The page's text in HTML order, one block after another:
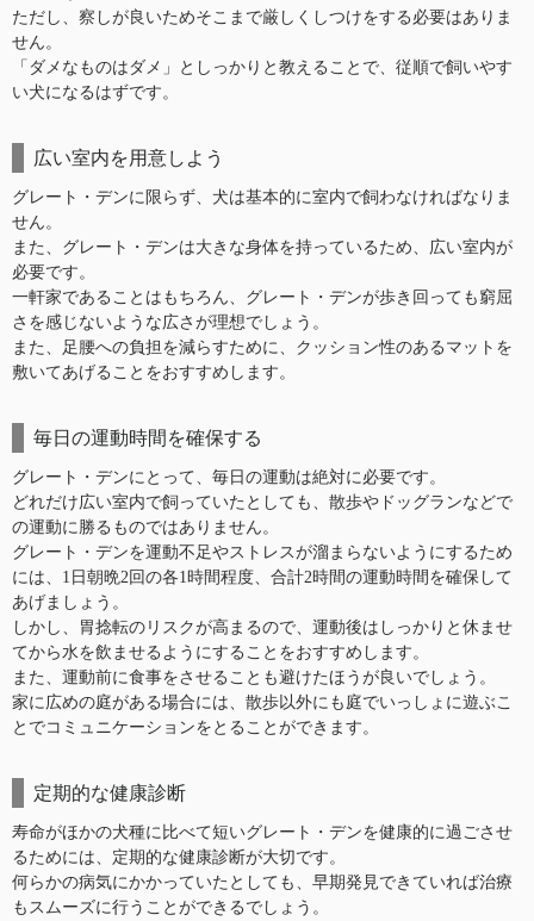
ただし、察しが良いためそこまで厳しくしつけをする必要はありま
せん。
「ダメなものはダメ」としっかりと教えることで、従順で飼いやす
い犬になるはずです。
広い室内を用意しよう
グレート・デンに限らず、犬は基本的に室内で飼わなければなりま
せん。
また、グレート・デンは大きな身体を持っているため、広い室内が
必要です。
一軒家であることはもちろん、グレート・デンが歩き回っても窮屈
さを感じないような広さが理想でしょう。
また、足腰への負担を減らすために、クッション性のあるマットを
敷いてあげることをおすすめします。
毎日の運動時間を確保する
グレート・デンにとって、毎日の運動は絶対に必要です。
どれだけ広い室内で飼っていたとしても、散歩やドッグランなどで
の運動に勝るものではありません。
グレート・デンを運動不足やストレスが溜まらないようにするため
には、1日朝晩2回の各1時間程度、合計2時間の運動時間を確保して
あげましょう。
しかし、胃捻転のリスクが高まるので、運動後はしっかりと休ませ
てから水を飲ませるようにすることをおすすめします。
また、運動前に食事をさせることも避けたほうが良いでしょう。
家に広めの庭がある場合には、散歩以外にも庭でいっしょに遊ぶこ
とでコミュニケーションをとることができます。
定期的な健康診断
寿命がほかの犬種に比べて短いグレート・デンを健康的に過ごさせ
るためには、定期的な健康診断が大切です。
何らかの病気にかかっていたとしても、早期発見できていれば治療
もスムーズに行うことができるでしょう。